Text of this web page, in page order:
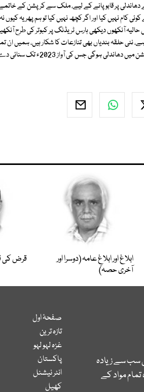
دھاندلی پر قابو پانے کے لیے، ملک سے کرپشن کے
نہیں کیا اور اگر کچھ نہیں کیا تو ہم پھر یہ کیوں
آنکھوں دیکھی ہارس ٹریڈنگ پر کبوتر کی طرح
حلقہ بندیاں بھی تنازعات کا شکار ہیں، ہمیں ان
کو حل کرکے الیکشن کو شفاف بنانے کے لیے اقدام کرنے ہیں ورنہ 2018ء کے
ابلاغ اور ابلاغِ عامہ (دوسرا اور
آخری حصہ)
قرض کی
سب سے زیادہ
مواد کے
صفحۂ اول
تازہ ترین
غزہ لہو لہو
پاکستان
انٹر نیشنل
کھیل